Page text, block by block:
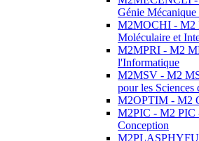
Génie
M2MOCHI - M2
Moléculaire et
M2MPRI - M2
l'Informatique
M2MSV - M2
pour les Sciences
M2OPTIM - M2
M2PIC - M2 PIC
Conception